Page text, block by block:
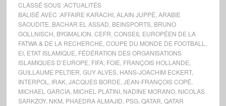
CLASSÉ SOUS :ACTUALITÉS
BALISÉ AVEC :AFFAIRE KARACHI, ALAIN JUPPÉ ARABIE
SAOUDITE BACHAR EL ASSAD BEINSPORTS, BRUNO
GOLLNISCH BYGMALION CEFR CONSEIL EUROPÉEN DE LA
FATWA & DE LA RECHERCHE COUPE DU MONDE DE FOOTBALL
EI, ETAT ISLAMIQUE FÉDÉRATION DES ORGANISATIONS
ISLAMIQUES D’EUROPE FIFA, FOIE FRANÇOIS HOLLANDE
GUILLAUME PELTIER GUY ALVES, HANS-JOACHIM ECKERT,
INTERPOL
IRAK, JACQUES BORDE JEAN-FRANÇOIS COPÉ
MICHAEL GARCIA, MICHEL PLATINI, NADINE MORANO, NICOLAS
SARKZOY, NKM PHAEDRA ALMAJID PSG, QATAR QATAR